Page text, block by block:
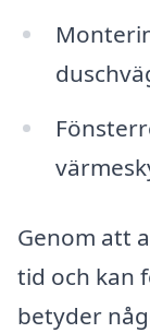
Genom att
tid och kan
betyder